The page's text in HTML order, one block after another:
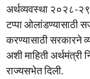
अर्थव्यवस्था २०२८-२९
टप्पा ओलांडण्यासाठी
करण्यासाठी सरकारने
अशी माहिती अर्थमंत्री
राज्यसभेत दिली.